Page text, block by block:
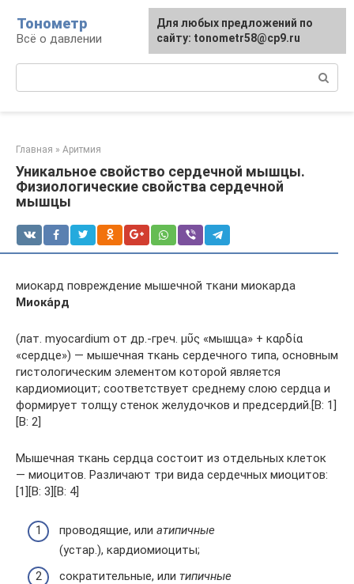
контенту
Тонометр
Всё о давлении
Главная » Аритмия
Уникальное свойство сердечной мышцы.
Физиологические свойства сердечной
мышцы
миокард повреждение мышечной ткани миокарда
Миока́рд
(лат. myocardium от др.-греч. μῦς «мышца» + καρδία
«сердце») — мышечная ткань сердечного типа, основным
гистологическим элементом которой является
кардиомиоцит; соответствует среднему слою сердца и
формирует толщу стенок желудочков и предсердий.[B: 1]
[B: 2]
Мышечная ткань сердца состоит из отдельных клеток
— миоцитов. Различают три вида сердечных миоцитов:
[1][B: 3][B: 4]
проводящие, или атипичные
(устар.), кардиомиоциты;
сократительные, или типичные
Для любых предложений по
сайту: tonometr58@cp9.ru
Для любых предложений по
сайту: tonometr58@cp9.ru